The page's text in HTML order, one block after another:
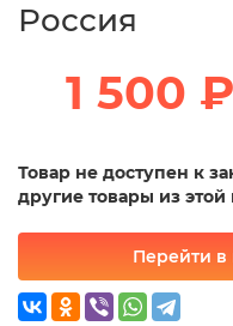
Россия
1 500 ₽
Товар не доступен к
другие товары из этой
Перейти в